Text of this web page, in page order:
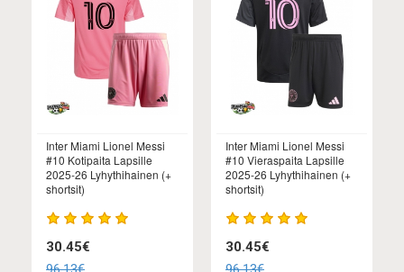
Inter Miami Lionel Messi
#10 Kotipaita Lapsille
2025-26 Lyhythihainen (+
shortsit)
30.45€
Inter Miami Lionel Messi
#10 Vieraspaita Lapsille
2025-26 Lyhythihainen (+
shortsit)
30.45€